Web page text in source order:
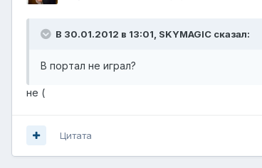
В 30.01.2012 в 13:01, SKYMAGIC сказал:
В портал не играл?
не (
Цитата